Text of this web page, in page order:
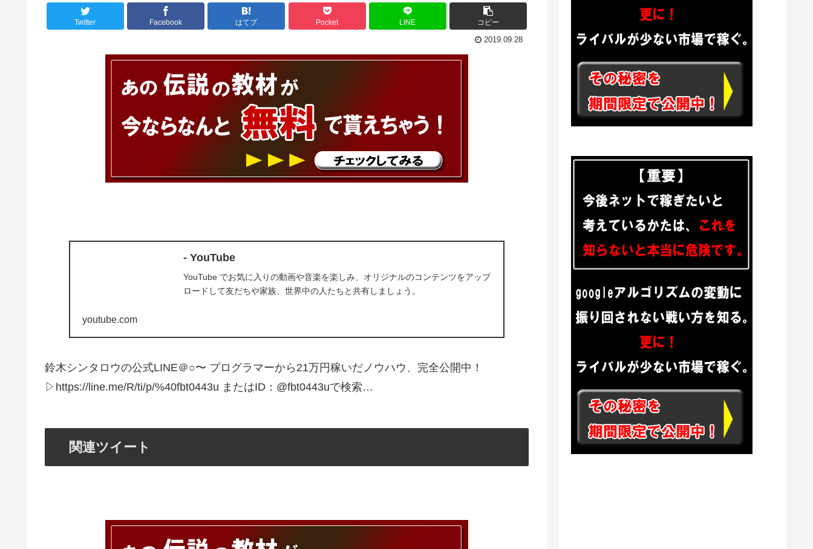
Twitter Facebook はてブ Pocket LINE コピー
2019.09.28
- YouTube
YouTube でお気に入りの動画や音楽を楽しみ、オリジナルのコンテンツをアップ
ロードして友だちや家族、世界中の人たちと共有しましょう。
youtube.com
鈴木シンタロウの公式LINE＠○〜 プログラマーから21万円稼いだノウハウ、完全公開中！
▷https://line.me/R/ti/p/%40fbt0443u またはID：@fbt0443uで検索…
関連ツイート